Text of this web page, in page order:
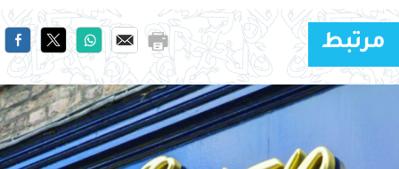
مرتبط